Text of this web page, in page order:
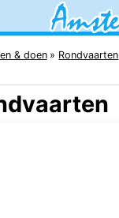
& doen
Rondvaarten